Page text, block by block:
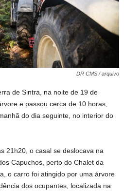
DR CMS / arquivo
de Sintra, na noite de 19 de
e passou cerca de 10 horas,
do dia seguinte, no interior do
21h20, o casal se deslocava na
Capuchos, perto do Chalet da
o carro foi atingido por uma árvore
dos ocupantes, localizada na